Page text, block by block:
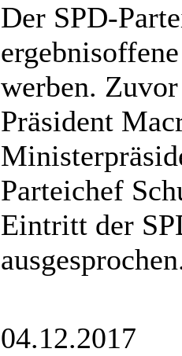
Der SPD-
werben.
Präsident
Parteichef
Eintritt der
04.12.2017